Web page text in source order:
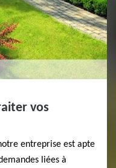
vos
entreprise est apte
liées à